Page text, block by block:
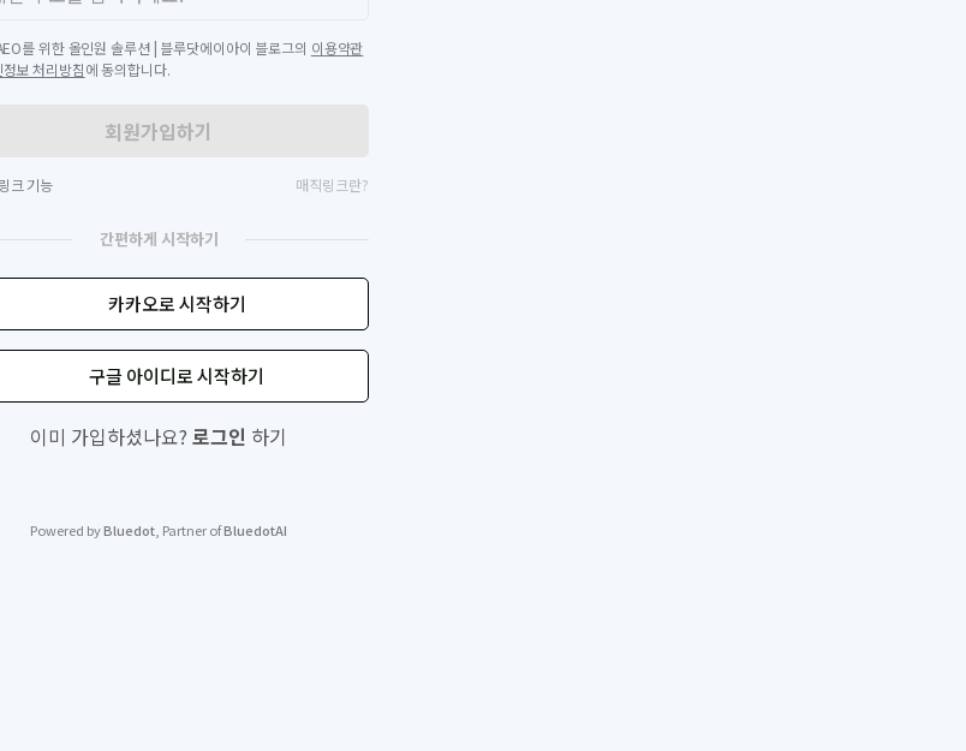
를 위한 올인원 솔루션 | 블루닷에이아이 블로그의 이용약관
보 처리방침에 동의합니다.
회원가입하기
크 기능 매직링크란?
간편하게 시작하기
카카오로 시작하기
구글 아이디로 시작하기
이미 가입하셨나요? 로그인 하기
Powered byBluedot , Partner ofBluedotAI